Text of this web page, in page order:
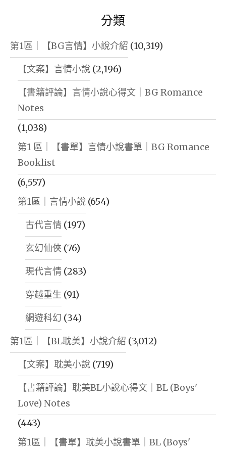
分類
第1區｜【BG言情】小說介紹 (10,319)
【文案】言情小說 (2,196)
【書籍評論】言情小說心得文｜BG Romance
Notes
(1,038)
第1 區｜【書單】言情小說書單｜BG Romance
Booklist
(6,557)
第1區｜言情小說 (654)
古代言情 (197)
玄幻仙俠 (76)
現代言情 (283)
穿越重生 (91)
網遊科幻 (34)
第1區｜【BL耽美】小說介紹 (3,012)
【文案】耽美小說 (719)
【書籍評論】耽美BL小說心得文｜BL (Boys'
Love) Notes
(443)
第1區｜【書單】耽美小說書單｜BL (Boys'